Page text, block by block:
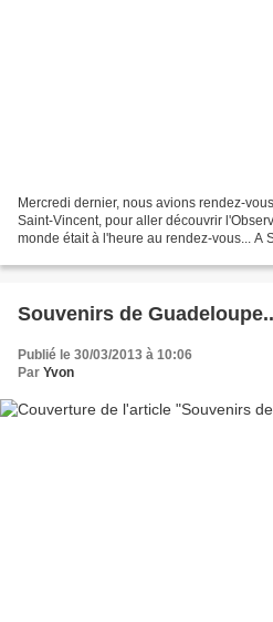
Mercredi dernier, nous avions rendez-
Saint-Vincent, pour aller découvrir
monde était à l'heure au rendez-vous... A
Souvenirs de
Publié le 30/03/2013 à 10:06
Par Yvon